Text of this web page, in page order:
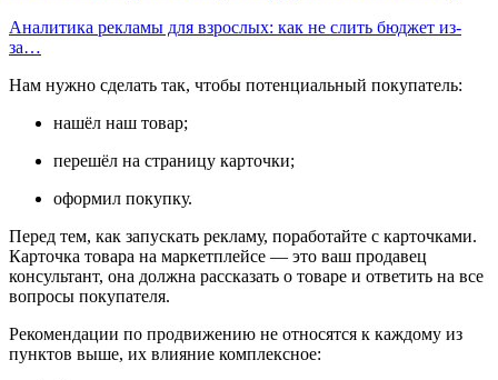
Аналитика рекламы для взрослых: как не слить бюджет из-
за…
Нам нужно сделать так, чтобы потенциальный покупатель:
нашёл наш товар;
перешёл на страницу карточки;
оформил покупку.
Перед тем, как запускать рекламу, поработайте с карточками.
Карточка товара на маркетплейсе — это ваш продавец
консультант, она должна рассказать о товаре и ответить на все
вопросы покупателя.
Рекомендации по продвижению не относятся к каждому из
пунктов выше, их влияние комплексное: